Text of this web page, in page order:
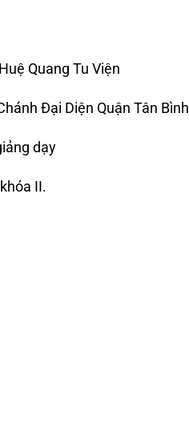
Quang Tu Viện
Đại Diện Quận Tân Bình
dạy
II.